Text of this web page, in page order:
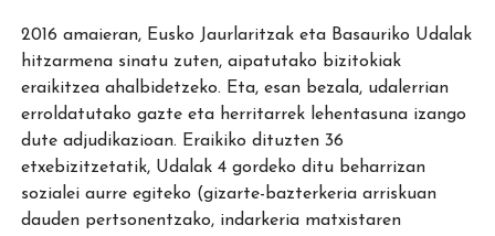
2016 amaieran, Eusko Jaurlaritzak eta Basauriko Udalak
hitzarmena sinatu zuten, aipatutako bizitokiak
eraikitzea ahalbidetzeko. Eta, esan bezala, udalerrian
erroldatutako gazte eta herritarrek lehentasuna izango
dute adjudikazioan. Eraikiko dituzten 36
etxebizitzetatik, Udalak 4 gordeko ditu beharrizan
sozialei aurre egiteko (gizarte-bazterkeria arriskuan
dauden pertsonentzako, indarkeria matxistaren